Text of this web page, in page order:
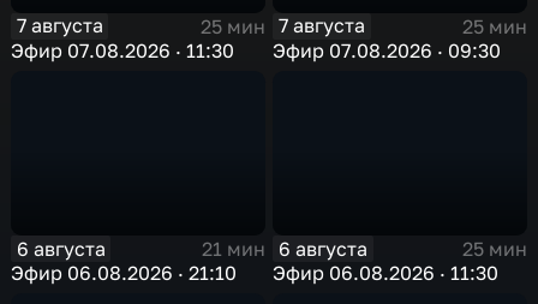
7 августа
25 мин
Эфир 07.08.2026 · 11:30
7 августа
25 мин
Эфир 07.08.2026 · 09:30
6 августа
21 мин
Эфир 06.08.2026 · 21:10
6 августа
25 мин
Эфир 06.08.2026 · 11:30